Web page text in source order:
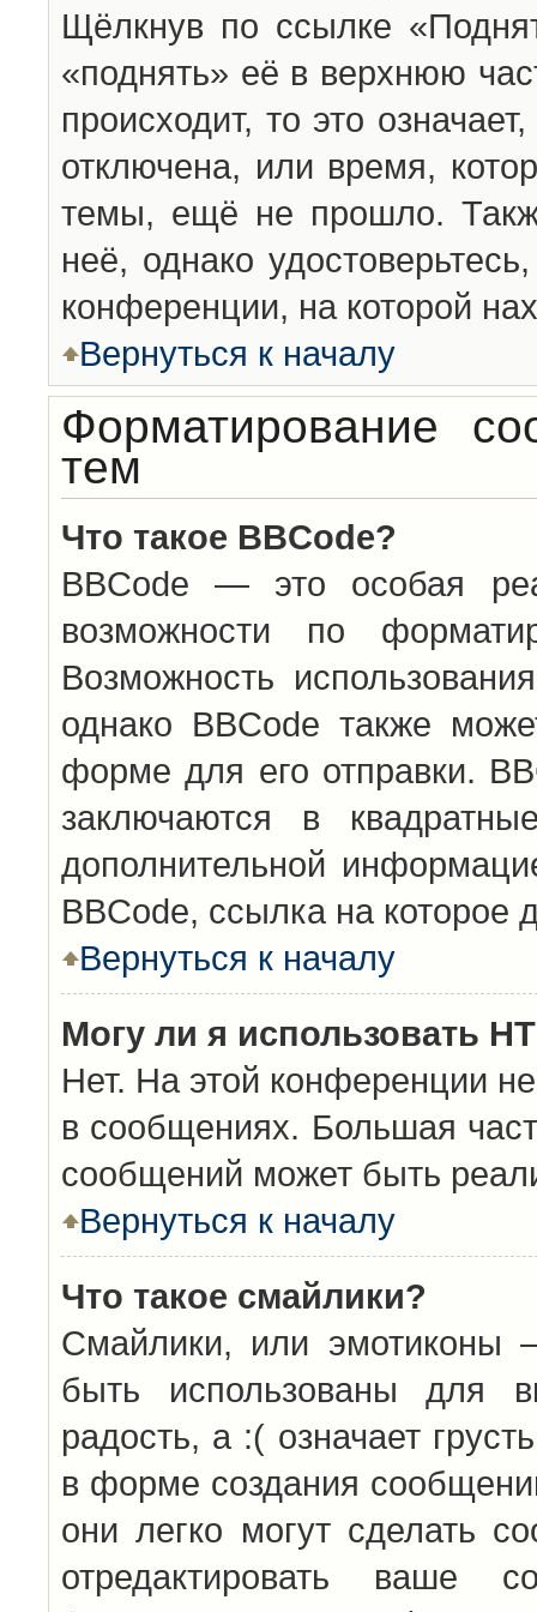
Щёлкнув по ссылке
«поднять» её в верхнюю
происходит, то это
отключена, или время,
темы, ещё не прошло.
неё, однако
конференции, на которой
Вернуться к началу
Форматирование
тем
Что такое BBCode?
BBCode — это особая
возможности по
Возможность
однако BBCode также
форме для его отправки.
заключаются в
дополнительной
BBCode, ссылка на
Вернуться к началу
Могу ли я использовать
Нет. На этой конференции
в сообщениях. Большая
сообщений может быть
Вернуться к началу
Что такое смайлики?
Смайлики, или эмотиконы
быть использованы для
радость, а :( означает
в форме создания
они легко могут сделать
отредактировать ваше